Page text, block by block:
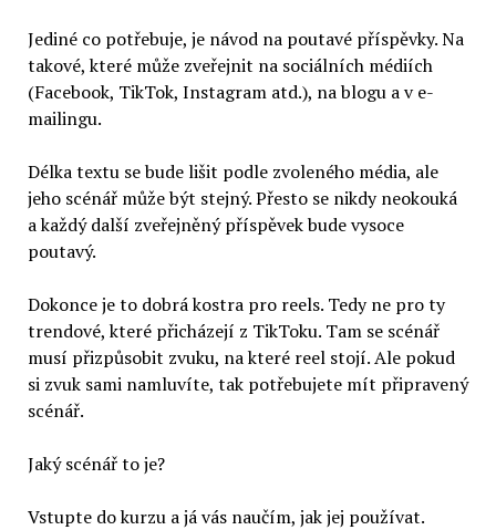
Jediné co potřebuje, je návod na poutavé příspěvky. Na
takové, které může zveřejnit na sociálních médiích
(Facebook, TikTok, Instagram atd.), na blogu a v e-
mailingu.
Délka textu se bude lišit podle zvoleného média, ale
jeho scénář může být stejný. Přesto se nikdy neokouká
a každý další zveřejněný příspěvek bude vysoce
poutavý.
Dokonce je to dobrá kostra pro reels. Tedy ne pro ty
trendové, které přicházejí z TikToku. Tam se scénář
musí přizpůsobit zvuku, na které reel stojí. Ale pokud
si zvuk sami namluvíte, tak potřebujete mít připravený
scénář.
Jaký scénář to je?
Vstupte do kurzu a já vás naučím, jak jej používat.